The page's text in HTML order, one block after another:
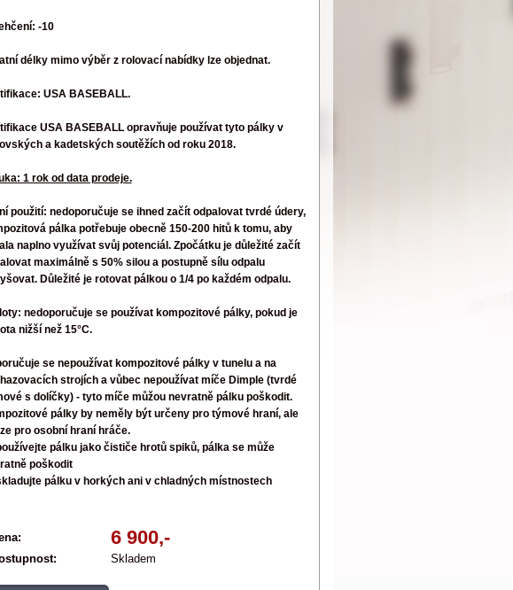
-10
délky mimo výběr z rolovací nabídky lze objednat.
USA BASEBALL.
USA BASEBALL opravňuje používat tyto pálky v
a kadetských soutěžích od roku 2018.
1 rok od data prodeje.
použití: nedoporučuje se ihned začít odpalovat tvrdé údery,
pálka potřebuje obecně 150-200 hitů k tomu, aby
naplno využívat svůj potenciál. Zpočátku je důležité začít
maximálně s 50% silou a postupně sílu odpalu
Důležité je rotovat pálkou o 1/4 po každém odpalu.
nedoporučuje se používat kompozitové pálky, pokud je
nižší než 15°C.
se nepoužívat kompozitové pálky v tunelu a na
strojích a vůbec nepoužívat míče Dimple (tvrdé
s dolíčky) - tyto míče můžou nevratně pálku poškodit.
pálky by neměly být určeny pro týmové hraní, ale
pro osobní hraní hráče.
pálku jako čističe hrotů spiků, pálka se může
poškodit
pálku v horkých ani v chladných místnostech
6 900,-
Skladem